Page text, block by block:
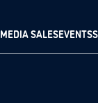
MEDIA SALESEVENTS